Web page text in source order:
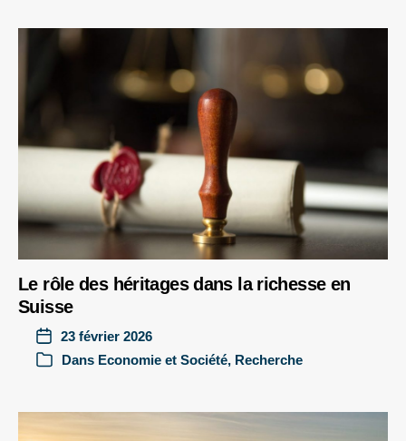
Le rôle des héritages dans la richesse en
Suisse
23 février 2026
Dans Economie et Société, Recherche